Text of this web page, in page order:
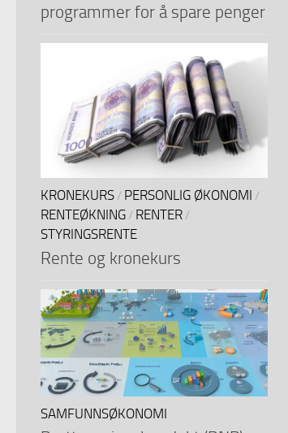
programmer for å spare penger
KRONEKURS / PERSONLIG ØKONOMI /
RENTEØKNING / RENTER /
STYRINGSRENTE
Rente og kronekurs
SAMFUNNSØKONOMI